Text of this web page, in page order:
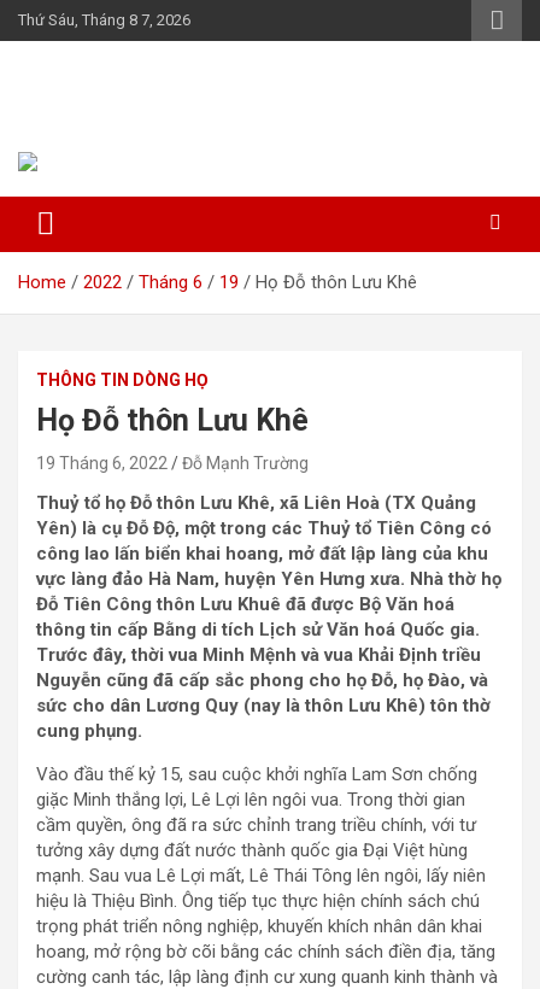
Skip
to
Thứ Sáu, Tháng 8 7, 2026
Home 2022 Tháng 6 19 Họ Đỗ thôn Lưu Khê
THÔNG TIN DÒNG HỌ
Họ Đỗ thôn Lưu Khê
19 Tháng 6, 2022 Đỗ Mạnh Trường
Thuỷ tổ họ Đỗ thôn Lưu Khê, xã Liên Hoà (TX Quảng
Yên) là cụ Đỗ Độ, một trong các Thuỷ tổ Tiên Công có
công lao lấn biển khai hoang, mở đất lập làng của khu
vực làng đảo Hà Nam, huyện Yên Hưng xưa. Nhà thờ họ
Đỗ Tiên Công thôn Lưu Khuê đã được Bộ Văn hoá
thông tin cấp Bằng di tích Lịch sử Văn hoá Quốc gia.
Trước đây, thời vua Minh Mệnh và vua Khải Định triều
Nguyễn cũng đã cấp sắc phong cho họ Đỗ, họ Đào, và
sức cho dân Lương Quy (nay là thôn Lưu Khê) tôn thờ
cung phụng.
Vào đầu thế kỷ 15, sau cuộc khởi nghĩa Lam Sơn chống
giặc Minh thắng lợi, Lê Lợi lên ngôi vua. Trong thời gian
cầm quyền, ông đã ra sức chỉnh trang triều chính, với tư
tưởng xây dựng đất nước thành quốc gia Đại Việt hùng
mạnh. Sau vua Lê Lợi mất, Lê Thái Tông lên ngôi, lấy niên
hiệu là Thiệu Bình. Ông tiếp tục thực hiện chính sách chú
trọng phát triển nông nghiệp, khuyến khích nhân dân khai
hoang, mở rộng bờ cõi bằng các chính sách điền địa, tăng
cường canh tác, lập làng định cư xung quanh kinh thành và